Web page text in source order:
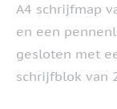
A4 schrijfmap
en een
gesloten met
schrijfblok van